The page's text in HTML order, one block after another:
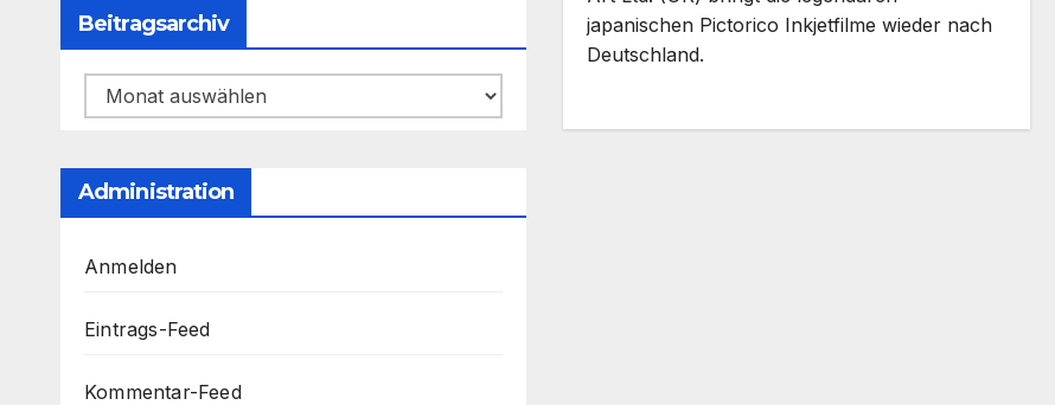
Beitragsarchiv
Beitragsarchiv
Administration
Anmelden
Eintrags-Feed
Kommentar-Feed
japanischen Pictorico Inkjetfilme wieder nach
Deutschland.